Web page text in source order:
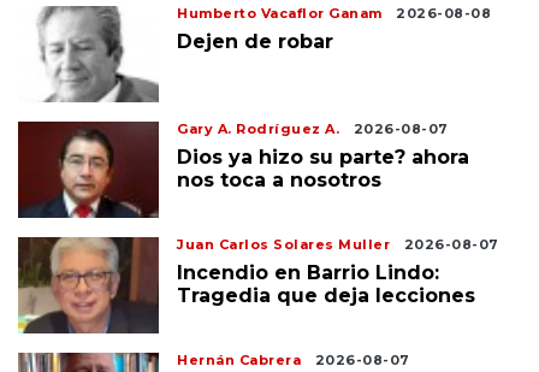
Humberto Vacaflor Ganam 2026-08-08
Dejen de robar
Gary A. Rodríguez A. 2026-08-07
Dios ya hizo su parte? ahora
nos toca a nosotros
Juan Carlos Solares Muller 2026-08-07
Incendio en Barrio Lindo:
Tragedia que deja lecciones
Hernán Cabrera 2026-08-07